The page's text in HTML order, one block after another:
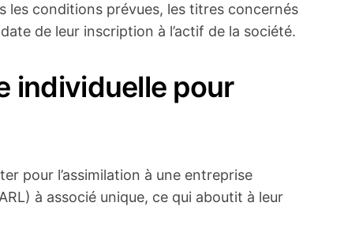
les conditions prévues, les titres concernés
de leur inscription à l’actif de la société.
individuelle pour
pour l’assimilation à une entreprise
à associé unique, ce qui aboutit à leur